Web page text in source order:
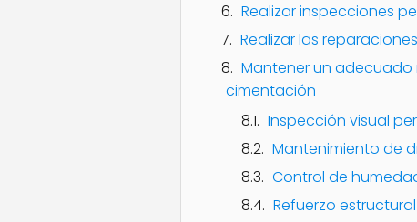
Realizar inspecciones
Realizar las
Mantener un
cimentación
Inspección visual
Mantenimiento de
Control de
Refuerzo estructural